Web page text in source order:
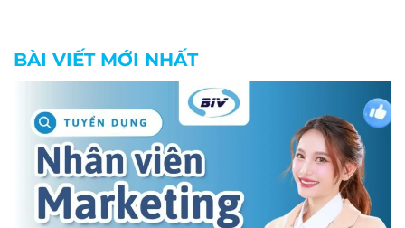
BÀI VIẾT MỚI NHẤT